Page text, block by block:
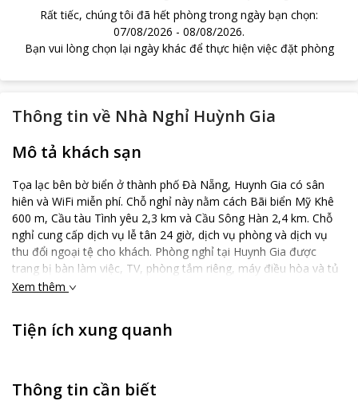
Rất tiếc, chúng tôi đã hết phòng trong ngày bạn chọn:
07/08/2026 - 08/08/2026.
Bạn vui lòng chọn lại ngày khác để thực hiện việc đặt phòng
Thông tin về Nhà Nghỉ Huỳnh Gia
Mô tả khách sạn
Tọa lạc bên bờ biển ở thành phố Đà Nẵng, Huynh Gia có sân
hiên và WiFi miễn phí. Chỗ nghỉ này nằm cách Bãi biển Mỹ Khê
600 m, Cầu tàu Tình yêu 2,3 km và Cầu Sông Hàn 2,4 km. Chỗ
nghỉ cung cấp dịch vụ lễ tân 24 giờ, dịch vụ phòng và dịch vụ
thu đổi ngoại tệ cho khách. Phòng nghỉ tại Huynh Gia được
trang bị bàn làm việc, TV, phòng tắm riêng, máy điều hòa và tủ
để quần áo. Khách nghỉ tại nhà khách có thể thưởng thức bữa
Sân bay gần nhất là Sân bay Quốc tế Đà Nẵng, cách đó 5 km, và
Xem thêm
Tiện ích xung quanh
Thông tin cần biết